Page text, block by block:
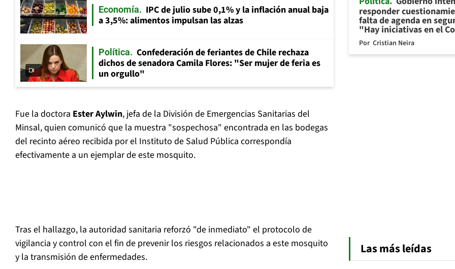
Economía
IPC de julio sube 0,1% y la inflación anual baja
a 3,5%: alimentos impulsan las alzas
Política
Confederación de feriantes de Chile rechaza
dichos de senadora Camila Flores: "Ser mujer de feria es
un orgullo"
Fue la doctora Ester Aylwin, jefa de la División de Emergencias Sanitarias del
Minsal, quien comunicó que la muestra "sospechosa" encontrada en las bodegas
del recinto aéreo recibida por el Instituto de Salud Pública correspondía
efectivamente a un ejemplar de este mosquito.
Tras el hallazgo, la autoridad sanitaria reforzó "de inmediato" el protocolo de
vigilancia y control con el fin de prevenir los riesgos relacionados a este mosquito
y la transmisión de enfermedades.
responder
falta de agenda en
"Hay iniciativas en el
Por Cristian Neira
Las más leídas